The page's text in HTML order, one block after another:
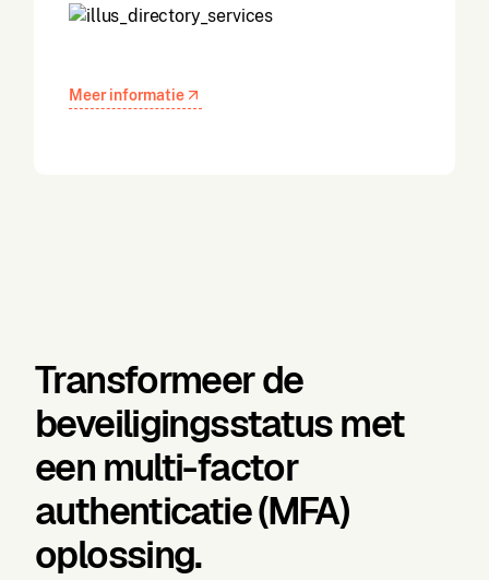
Meer informatie
Transformeer de
beveiligingsstatus met
een multi-factor
authenticatie (MFA)
oplossing.